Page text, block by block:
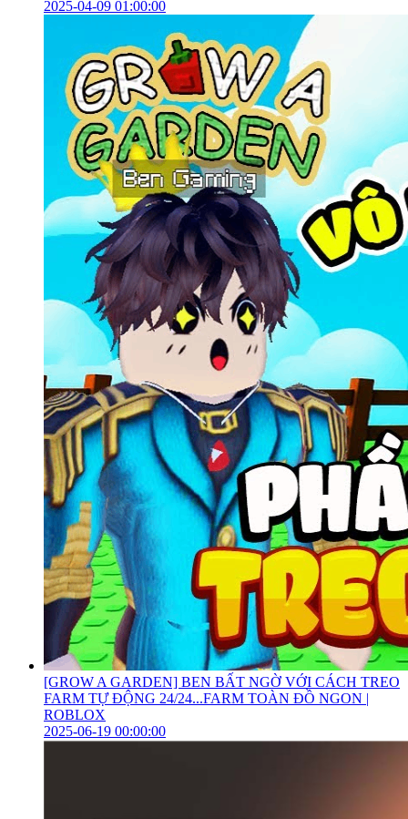
2025-04-09 01:00:00
[GROW A GARDEN] BEN BẤT NGỜ VỚI CÁCH TREO
FARM TỰ ĐỘNG 24/24...FARM TOÀN ĐỒ NGON |
ROBLOX
2025-06-19 00:00:00